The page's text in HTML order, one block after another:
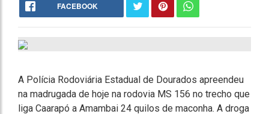
FACEBOOK
A Polícia Rodoviária Estadual de Dourados apreendeu
na madrugada de hoje na rodovia MS 156 no trecho que
liga Caarapó a Amambai 24 quilos de maconha. A droga